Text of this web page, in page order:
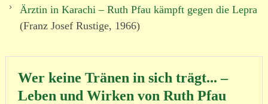
Ärztin in Karachi – Ruth Pfau kämpft gegen die Lepra
(Franz Josef Rustige, 1966)
Wer keine Tränen in sich trägt... –
Leben und Wirken von Ruth Pfau